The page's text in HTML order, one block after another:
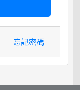
忘記密碼